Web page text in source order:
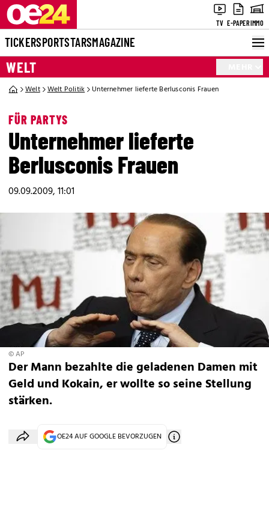
TV E-PAPERIMMO
TICKERSPORTSTARSMAGAZINE
WELT
Welt Welt Politik Unternehmer lieferte Berlusconis Frauen
FÜR PARTYS
Unternehmer lieferte
Berlusconis Frauen
09.09.2009, 11:01
© AP
Der Mann bezahlte die geladenen Damen mit
Geld und Kokain, er wollte so seine Stellung
stärken.
OE24 AUF GOOGLE BEVORZUGEN